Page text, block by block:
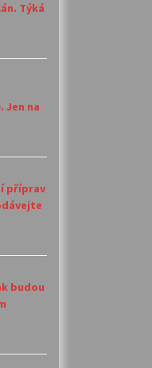
Týká
Jen na
příprav
budou